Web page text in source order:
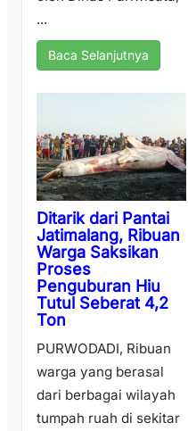
...
Baca Selanjutnya
Ditarik dari Pantai
Jatimalang, Ribuan
Warga Saksikan
Proses
Penguburan Hiu
Tutul Seberat 4,2
Ton
PURWODADI, Ribuan
warga yang berasal
dari berbagai wilayah
tumpah ruah di sekitar